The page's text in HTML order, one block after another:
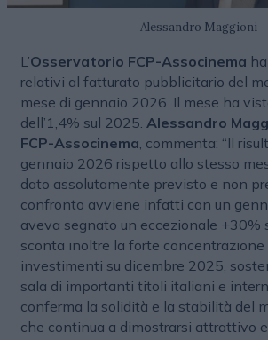
Alessandro Maggioni
L’Osservatorio FCP-Associnema
relativi al fatturato pubblicitario del
mese di gennaio 2026. Il mese ha
dell’1,4% sul 2025. Alessandro
FCP-Associnema , commenta: “Il
gennaio 2026 rispetto allo stesso
dato assolutamente previsto e non
confronto avviene infatti con un
aveva segnato un eccezionale +30%
sconta inoltre la forte concentrazione
investimenti su dicembre 2025,
sala di importanti titoli italiani e
conferma la solidità e la stabilità del
che continua a dimostrarsi attrattivo